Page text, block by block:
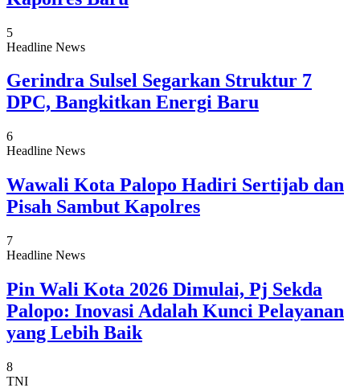
5
Headline News
Gerindra Sulsel Segarkan Struktur 7
DPC, Bangkitkan Energi Baru
6
Headline News
Wawali Kota Palopo Hadiri Sertijab dan
Pisah Sambut Kapolres
7
Headline News
Pin Wali Kota 2026 Dimulai, Pj Sekda
Palopo: Inovasi Adalah Kunci Pelayanan
yang Lebih Baik
8
TNI